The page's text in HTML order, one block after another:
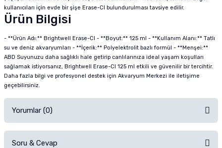
kullanıcıları için evde bir şişe Erase-Cl bulundurulması tavsiye edilir.
Ürün Bilgisi
- **Ürün Adı:** Brightwell Erase-Cl - **Boyut:** 125 ml - **Kullanım Alanı:** Tatlı
su ve deniz akvaryumları - **İçerik:** Polyelektrolit bazlı formül - **Menşei:**
ABD Suyunuzu daha sağlıklı hale getirip canlılarınıza ideal yaşam koşulları
sağlamak istiyorsanız, Brightwell Erase-Cl 125 ml etkili ve güvenilir bir tercihtir.
Daha fazla bilgi ve profesyonel destek için Akvaryum Merkezi ile iletişime
geçebilirsiniz.
Yorumlar (0)
Soru & Cevap